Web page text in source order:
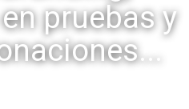
pruebas y